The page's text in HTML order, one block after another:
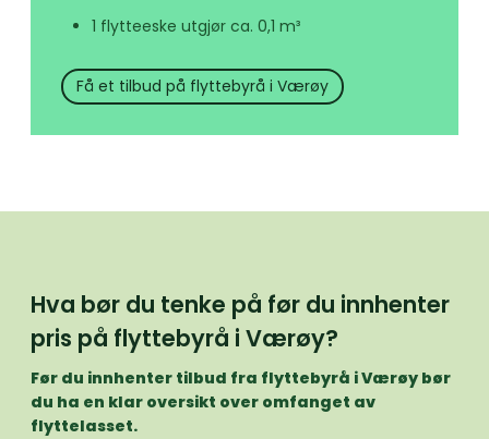
1 flytteeske utgjør ca. 0,1 m³
Få et tilbud på flyttebyrå i Værøy
Hva bør du tenke på før du innhenter
pris på flyttebyrå i Værøy?
Før du innhenter tilbud fra flyttebyrå i Værøy bør
du ha en klar oversikt over omfanget av
flyttelasset.